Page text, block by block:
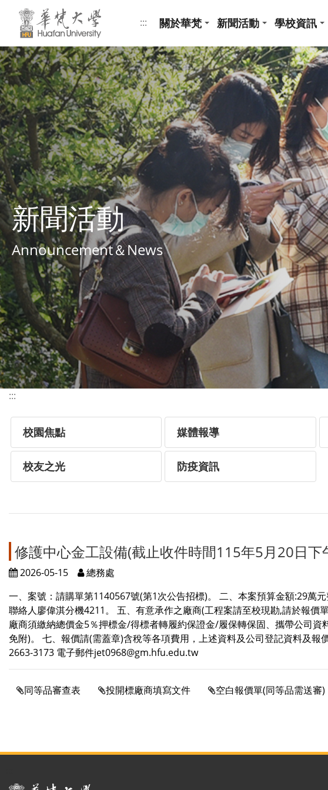
跳到頁面主要內容區
:::
關於華梵 新聞活動 學校資訊
新聞活動
Announcement＆News
:::
校園焦點 媒體報導
校友之光 防疫資訊
修護中心金工設備(截止收件時間115年5月20日
2026-05-15
總務處
一、案號：請購單第1140567號(第1次公告招標)。 二、本案預算金額:29萬
聯絡人廖偉淇分機4211。 五、有意承作之廠商(工程案請至校現勘,請於報
廠商須繳納總價金5％押標金/得標者轉履約保證金/履保轉保固、攜帶公司
免附)。 七、報價請(需蓋章)含稅等各項費用，上述資料及公司登記資料及
2663-3173 電子郵件jet0968@gm.hfu.edu.tw
同等品審查表 投開標廠商填寫文件 空白報價單(同等品需送審)